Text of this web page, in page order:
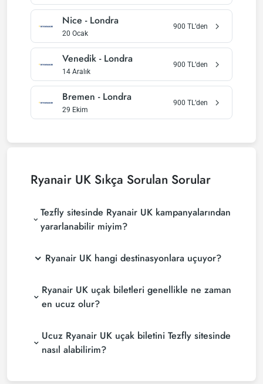
Nice - Londra
20 Ocak
900 TL’den
Venedik - Londra
14 Aralık
900 TL’den
Bremen - Londra
29 Ekim
900 TL’den
Ryanair UK Sıkça Sorulan Sorular
Tezfly sitesinde Ryanair UK kampanyalarından
yararlanabilir miyim?
Ryanair UK hangi destinasyonlara uçuyor?
Ryanair UK uçak biletleri genellikle ne zaman
en ucuz olur?
Ucuz Ryanair UK uçak biletini Tezfly sitesinde
nasıl alabilirim?